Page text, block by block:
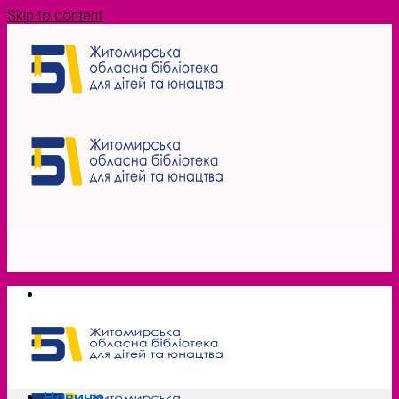
Skip to content